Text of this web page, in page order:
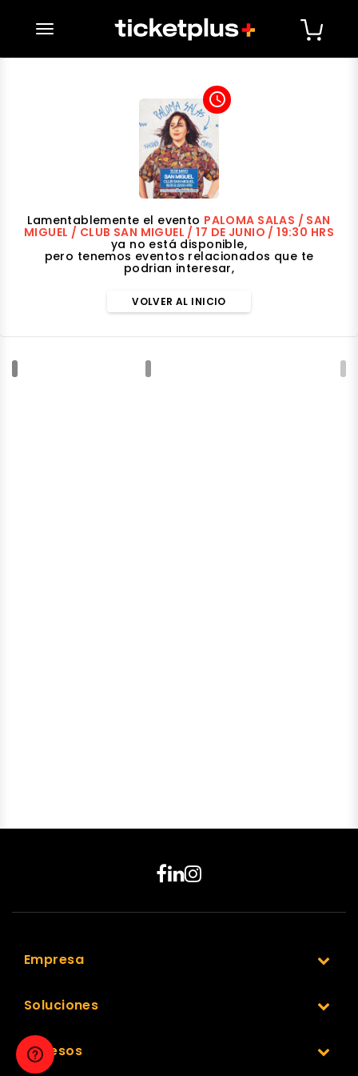
desplegar navegación
access_time
Lamentablemente el evento PALOMA SALAS / SAN
MIGUEL / CLUB SAN MIGUEL / 17 DE JUNIO / 19:30 HRS
ya no está disponible,
pero tenemos eventos relacionados que te
podrian interesar,
VOLVER AL INICIO
Empresa
Soluciones
Accesos